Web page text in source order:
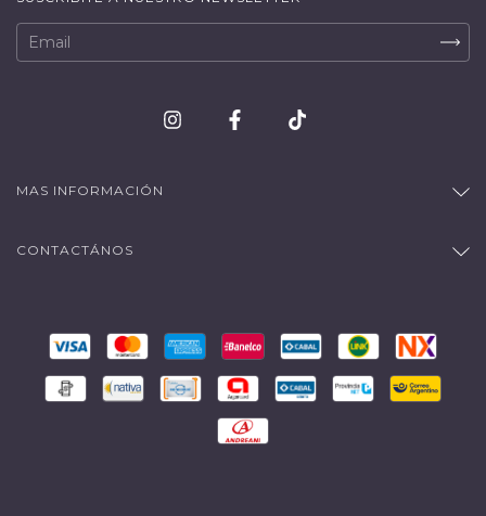
MAS INFORMACIÓN
CONTACTÁNOS